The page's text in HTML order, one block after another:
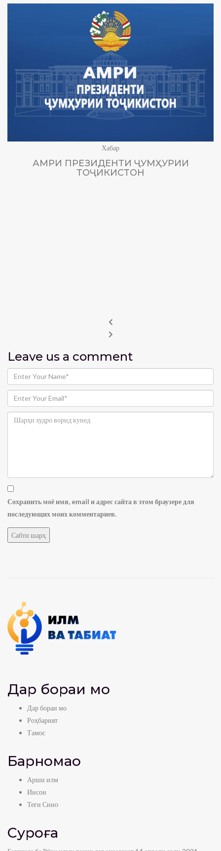
Хабар
АМРИ ПРЕЗИДЕНТИ ҶУМҲУРИИ
ТОҶИКИСТОН
Leave us a comment
Сохранить моё имя, email и адрес сайта в этом браузере для
последующих моих комментариев.
Дар бораи мо
Дар бораи мо
Роҳбарият
Тамос
Барномаҳо
Арши илм
Инсон
Теғи Сино
Суроға